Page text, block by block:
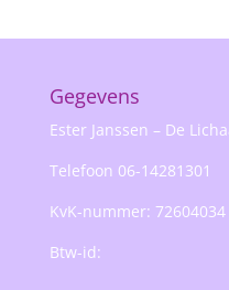
Gegevens
Ester Janssen – De
Telefoon 06-14281301
KvK-nummer: 72604034
Btw-id: